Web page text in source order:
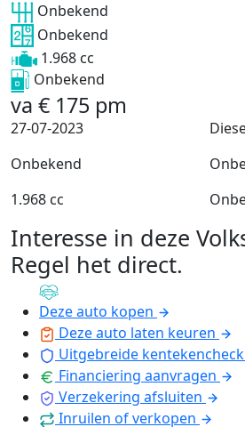
Onbekend
Onbekend
1.968 cc
Onbekend
va € 175 pm
27-07-2023
Onbekend
1.968 cc
Interesse in deze
Regel het direct.
Deze auto kopen
Deze auto laten keuren
Uitgebreide kentekencheck
Financiering aanvragen
Verzekering afsluiten
Inruilen of verkopen